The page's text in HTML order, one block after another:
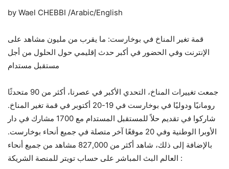
by Wael CHEBBI /Arabic/English
قمة تغير المناخ في بوخارست: ما يقرب من مليون مشاهد على
الإنترنت وفي الحضور في أكبر حدث إقليمي حول الحلول من أجل
مستقبل مستدام
جمعت تغييرات المناخ، التحدي الأكبر في عصرنا، أكثر من 90 متحدثًا
رومانيًا ودوليًا في بوخارست في 19-20 أكتوبر في قمة تغير المناخ.
شاركوا في تقديم حلاً للمستقبل المستدام مع 1700 مشارك في دار
الأوبرا الوطنية وفي 20 موقعًا آخر متصلة في جميع أنحاء بوخارست.
بالإضافة إلى ذلك، شاهد أكثر من 827,000 مشاهد من جميع أنحاء
العالم البث المباشر على حساب تويتر للمنصة الشريكة :